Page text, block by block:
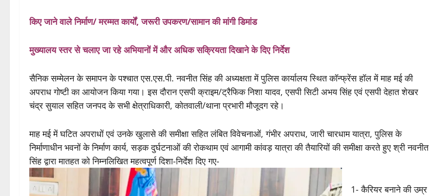
किए जाने वाले निर्माण/ मरम्मत कार्यों, जरूरी उपकरण/सामान की मांगी डिमांड
मुख्यालय स्तर से चलाए जा रहे अभियानों में और अधिक सक्रियता दिखाने के दिए निर्देश
सैनिक सम्मेलन के समापन के पश्चात एस.एस.पी. नवनीत सिंह की अध्यक्षता में पुलिस कार्यालय स्थित कॉन्फ्रेंस हॉल में माह मई की
अपराध गोष्टी का आयोजन किया गया। इस दौरान एसपी क्राइम/ट्रैफिक निशा यादव, एसपी सिटी अभय सिंह एवं एसपी देहात शेखर
चंद्र सुयाल सहित जनपद के सभी क्षेत्राधिकारी, कोतवाली/थाना प्रभारी मौजूदग रहे।
माह मई में घटित अपराधों एवं उनके खुलासे की समीक्षा सहित लंबित विवेचनाओं, गंभीर अपराध, जारी चारधाम यात्रा, पुलिस के
निर्माणाधीन भवनों के निर्माण कार्य, सड़क दुर्घटनाओं की रोकथाम एवं आगामी कांवड़ यात्रा की तैयारियों की समीक्षा करते हुए श्री नवनीत
सिंह द्वारा मातहत को निम्नलिखित महत्वपूर्ण दिशा-निर्देश दिए गए-
1- कैरियर बनाने की उम्र